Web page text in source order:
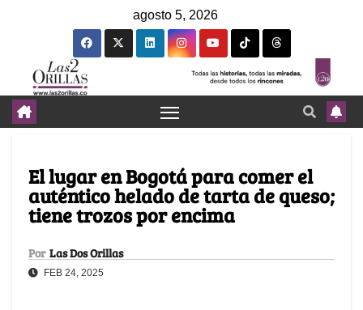
agosto 5, 2026
El lugar en Bogotá para comer el
auténtico helado de tarta de queso;
tiene trozos por encima
Por Las Dos Orillas
FEB 24, 2025